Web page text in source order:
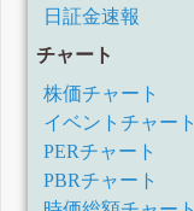
日証金速報
チャート
株価チャート
イベントチャート
PERチャート
PBRチャート